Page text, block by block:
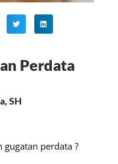
Perdata
SH
gugatan perdata ?